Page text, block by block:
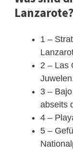
Lanzarote?
1 –
2 – Las
3 –
abseits
4 –
5 –